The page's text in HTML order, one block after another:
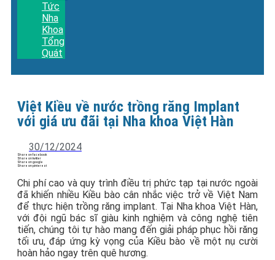
Tức
Nha
Khoa
Tổng
Quát
Việt Kiều về nước trồng răng Implant
với giá ưu đãi tại Nha khoa Việt Hàn
30/12/2024
Share on facebook
Share on twitter
Share on google
Share on pinterest
Chi phí cao và quy trình điều trị phức tạp tại nước ngoài
đã khiến nhiều Kiều bào cân nhắc việc trở về Việt Nam
để thực hiện trồng răng implant. Tại Nha khoa Việt Hàn,
với đội ngũ bác sĩ giàu kinh nghiệm và công nghệ tiên
tiến, chúng tôi tự hào mang đến giải pháp phục hồi răng
tối ưu, đáp ứng kỳ vọng của Kiều bào về một nụ cười
hoàn hảo ngay trên quê hương.